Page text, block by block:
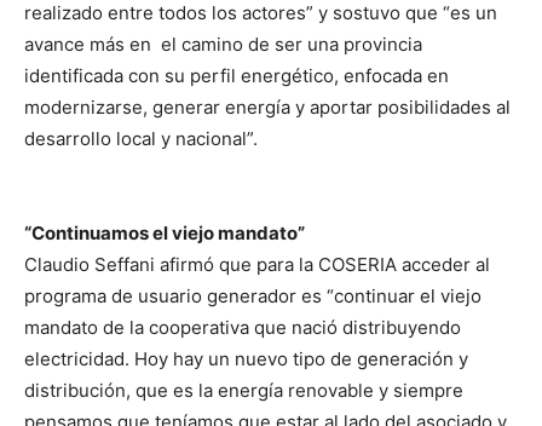
realizado entre todos los actores” y sostuvo que “es un
avance más en el camino de ser una provincia
identificada con su perfil energético, enfocada en
modernizarse, generar energía y aportar posibilidades al
desarrollo local y nacional”.
“Continuamos el viejo mandato”
Claudio Seffani afirmó que para la COSERIA acceder al
programa de usuario generador es “continuar el viejo
mandato de la cooperativa que nació distribuyendo
electricidad. Hoy hay un nuevo tipo de generación y
distribución, que es la energía renovable y siempre